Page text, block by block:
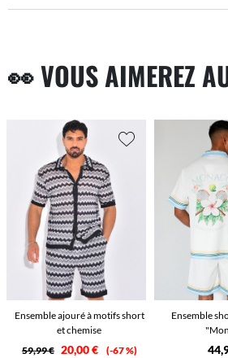
👀 VOUS AIMEREZ
Ensemble ajouré à motifs short
et chemise
59,99 € 20,00 € -67 %
Ensemble